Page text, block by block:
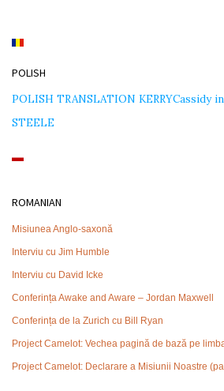
POLISH
POLISH TRANSLATION KERRYCassidy
STEELE
ROMANIAN
Misiunea Anglo-saxonă
Interviu cu Jim Humble
Interviu cu David Icke
Conferința Awake and Aware – Jordan Maxwell
Conferința de la Zurich cu Bill Ryan
Project Camelot: Vechea pagină de bază pe
Project Camelot: Declarare a Misiunii Noastre